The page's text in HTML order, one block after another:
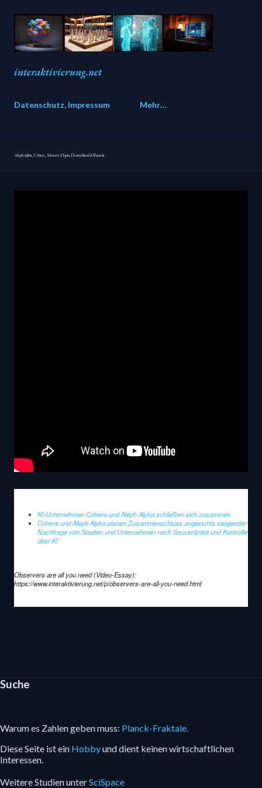
Direkt zum Hauptbereich
interaktivierung.net
Datenschutz, Impressum Mehr…
Aleph Alpha, Cohere, Schwarz Digits, Deutschland & Kanada
KI-Unternehmen Cohere und Aleph Alpha schließen sich zusammen
Cohere und Aleph Alpha planen Zusammenschluss angesichts steigender
Nachfrage von Staaten und Unternehmen nach Souveränität und Kontrolle
über KI
Observers are all you need (Video-Essay):
https://www.interaktivierung.net/p/observers-are-all-you-need.html
Suche
Warum es Zahlen geben muss: Planck-Fraktale.
Diese Seite ist ein Hobbyund dient keinen wirtschaftlichen
Interessen.
Weitere Studien unterSciSpace